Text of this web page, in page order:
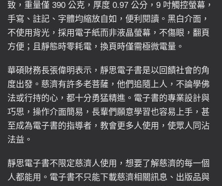
致，重量僅 390 公克，厚度 0.97 公分，9 吋觸控螢幕，
手寫、註記、字體均縮放自如，便利閱讀。黑白介面，
不使用背光，採用電子紙而非液晶螢幕，不傷眼，翻頁
方便；且靜態時零耗電，換頁時僅需極微電量。
華碩財務長張偉明表示，靜思電子書是以回饋社會的角
度出發。慈濟有許多老菩薩，他們追隨上人，不論學佛
法或行持的心，都十分勇猛精進。電子書的專業設計與
巧思，操作介面簡易，長輩們願意學習也容易上手，甚
至成為電子書的指導者，教會更多人使用，使眾人同沾
法益。
靜思電子書不限定慈濟人使用，想要了解慈濟的每一個
人都能用。電子書不只能下載慈濟相關訊息、出版品與